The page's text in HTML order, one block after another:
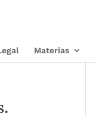
Materias